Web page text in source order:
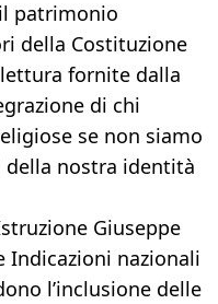
patrimonio
della Costituzione
fornite dalla
di chi
se non siamo
della nostra identità
Giuseppe
Indicazioni nazionali
l’inclusione delle